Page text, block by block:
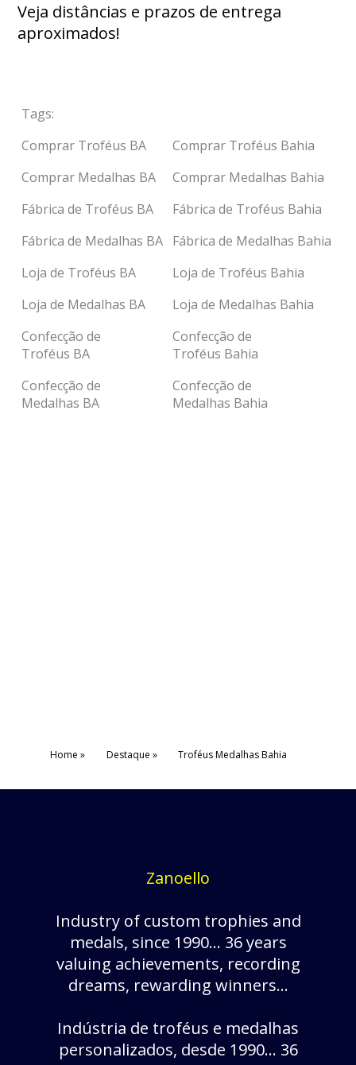
Veja distâncias e prazos de entrega
aproximados!
Tags:
Comprar Troféus BA
Comprar Troféus Bahia
Comprar Medalhas BA
Comprar Medalhas Bahia
Fábrica de Troféus BA
Fábrica de Troféus Bahia
Fábrica de Medalhas BA Fábrica de Medalhas Bahia
Loja de Troféus BA
Loja de Troféus Bahia
Loja de Medalhas BA
Loja de Medalhas Bahia
Confecção de
Troféus BA
Confecção de
Troféus Bahia
Confecção de
Medalhas BA
Confecção de
Medalhas Bahia
Home Destaque Troféus Medalhas Bahia
Zanoello
Industry of custom trophies and
medals, since 1990... 36 years
valuing achievements, recording
dreams, rewarding winners...
Indústria de troféus e medalhas
personalizados, desde 1990... 36